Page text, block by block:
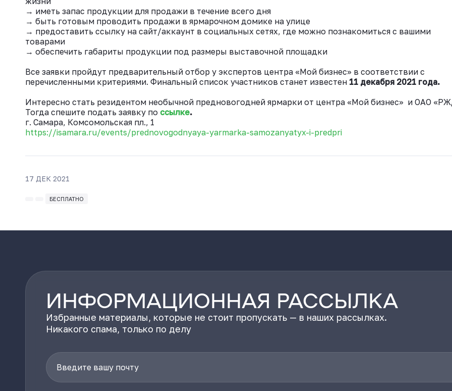
→ иметь запас продукции для продажи в течение всего дня
→ быть готовым проводить продажи в ярмарочном домике на улице
→ предоставить ссылку на сайт/аккаунт в социальных сетях, где можно познакомиться с вашими
товарами
→ обеспечить габариты продукции под размеры выставочной площадки
Все заявки пройдут предварительный отбор у экспертов центра «Мой бизнес» в соответствии с
перечисленными критериями. Финальный список участников станет известен 11 декабря 2021 года.
Интересно стать резидентом необычной предновогодней ярмарки от центра «Мой бизнес» и ОАО
Тогда спешите подать заявку по ссылке.
г. Самара, Комсомольская пл., 1
https://isamara.ru/events/prednovogodnyaya-yarmarka-samozanyatyx-i-predpri
17 ДЕК 2021
БЕСПЛАТНО
ИНФОРМАЦИОННАЯ РАССЫЛКА
Избранные материалы, которые не стоит пропускать — в наших рассылках.
Никакого спама, только по делу